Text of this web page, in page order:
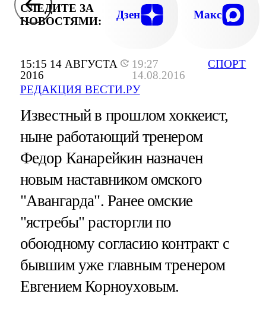
15:15 14 АВГУСТА
2016
19:27
14.08.2016
РЕДАКЦИЯ ВЕСТИ.РУ
СПОРТ
СЛЕДИТЕ ЗА
НОВОСТЯМИ:
Дзен Макс
Известный в прошлом хоккеист,
ныне работающий тренером
Федор Канарейкин назначен
новым наставником омского
"Авангарда". Ранее омские
"ястребы" расторгли по
обоюдному согласию контракт с
бывшим уже главным тренером
Евгением Корноуховым.